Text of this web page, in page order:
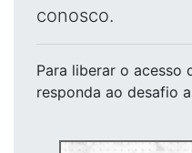
conosco.
Para liberar o acesso
responda ao desafio